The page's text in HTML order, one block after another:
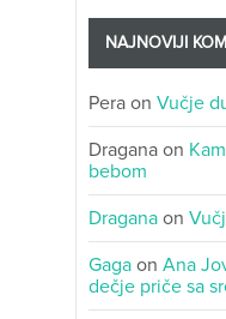
NAJNOVIJI
Pera on Vučje
Dragana on
bebom
Dragana on
Gaga on Ana
dečje priče sa